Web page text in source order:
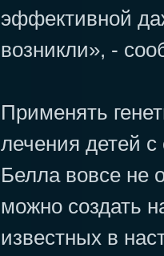
эффективной
возникли», -
Применять
лечения детей
Белла вовсе не
можно создать
известных в